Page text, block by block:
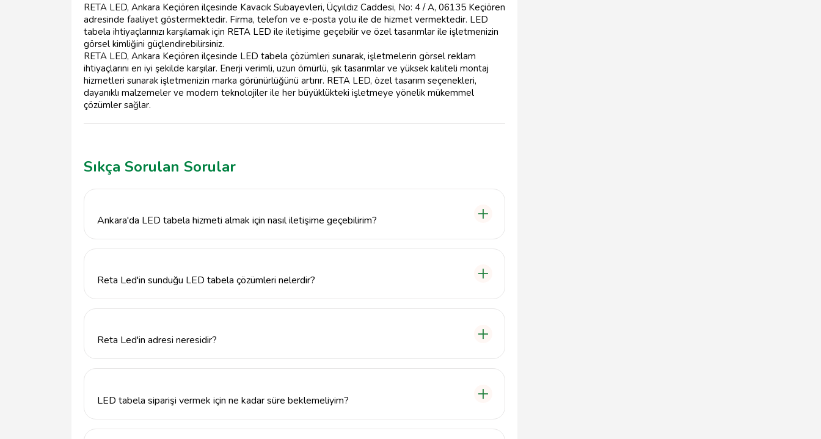
RETA LED, Ankara Keçiören ilçesinde Kavacık Subayevleri, Üçyıldız Caddesi, No: 4 / A, 06135 Keçiören
adresinde faaliyet göstermektedir. Firma, telefon ve e-posta yolu ile de hizmet vermektedir. LED
tabela ihtiyaçlarınızı karşılamak için RETA LED ile iletişime geçebilir ve özel tasarımlar ile işletmenizin
görsel kimliğini güçlendirebilirsiniz.
RETA LED, Ankara Keçiören ilçesinde LED tabela çözümleri sunarak, işletmelerin görsel reklam
ihtiyaçlarını en iyi şekilde karşılar. Enerji verimli, uzun ömürlü, şık tasarımlar ve yüksek kaliteli montaj
hizmetleri sunarak işletmenizin marka görünürlüğünü artırır. RETA LED, özel tasarım seçenekleri,
dayanıklı malzemeler ve modern teknolojiler ile her büyüklükteki işletmeye yönelik mükemmel
çözümler sağlar.
Sıkça Sorulan Sorular
Ankara'da LED tabela hizmeti almak için nasıl iletişime geçebilirim?
Reta Led'in sunduğu LED tabela çözümleri nelerdir?
Reta Led'in adresi neresidir?
LED tabela siparişi vermek için ne kadar süre beklemeliyim?